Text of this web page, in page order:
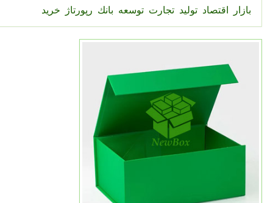
بازار اقتصاد تولید تجارت توسعه بانك رپورتاژ خرید